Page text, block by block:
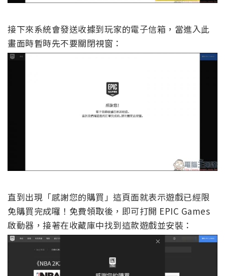
接下來系統會發送收據到玩家的電子信箱，當進入此
畫面時暫時先不要關閉視窗：
直到出現「感謝您的購買」這頁面就表示遊戲已經限
免購買完成囉！免費領取後，即可打開 EPIC Games
啟動器，接著在收藏庫中找到這款遊戲並安裝：